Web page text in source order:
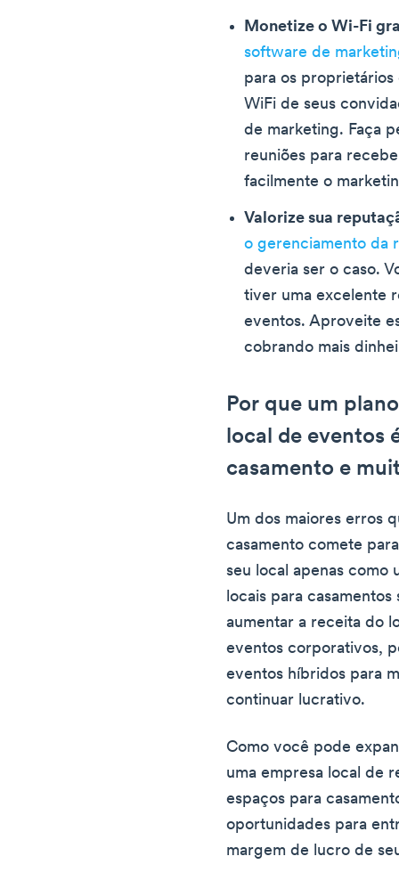
Monetize o Wi-Fi
software de
para os
WiFi de seus
de marketing. Faça
reuniões para
facilmente o
Valorize sua
o gerenciamento da
deveria ser o caso.
tiver uma excelente
eventos. Aproveite
cobrando mais
Por que um
local de eventos
casamento e
Um dos maiores erros
casamento comete
seu local apenas como
locais para
aumentar a receita do
eventos corporativos,
eventos híbridos para
continuar lucrativo.
Como você pode
uma empresa local de
espaços para
oportunidades para
margem de lucro de